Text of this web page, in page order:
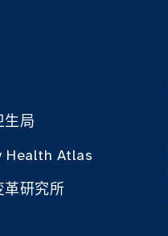
生局
Health Atlas
革研究所